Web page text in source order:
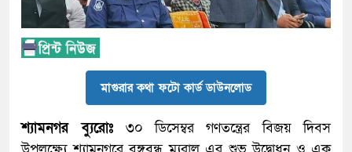
মাগুরার কথা ফটো কার্ড ডাউনলোড
শ্যামনগর ব্যুরোঃ৩০ ডিসেম্বর গণতন্ত্রের বিজয় দিবস